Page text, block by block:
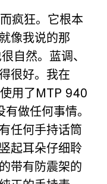
疯狂。它根本
像我说的那
自然。蓝调、
很好。我在
用了MTP 940
做任何事情。
任何手持话筒
起耳朵仔细聆
带有防震架的